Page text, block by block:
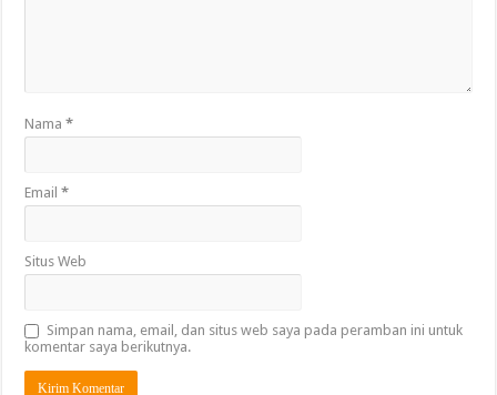
Nama*
Email*
Situs Web
Simpan nama, email, dan situs web saya pada peramban ini untuk
komentar saya berikutnya.